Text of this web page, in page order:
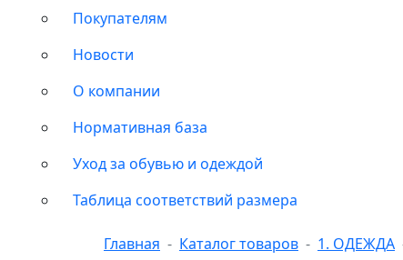
Покупателям
Новости
О компании
Нормативная база
Уход за обувью и одеждой
Таблица соответствий размера
Главная Каталог товаров 1. ОДЕЖДА